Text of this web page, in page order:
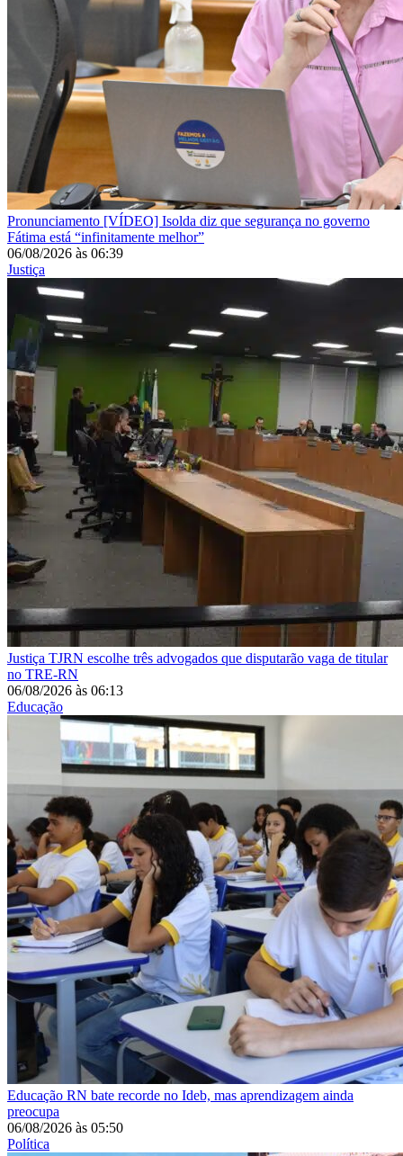
Pronunciamento [VÍDEO] Isolda diz que segurança no governo
Fátima está “infinitamente melhor”
06/08/2026 às 06:39
Justiça
Justiça TJRN escolhe três advogados que disputarão vaga de titular
no TRE-RN
06/08/2026 às 06:13
Educação
Educação RN bate recorde no Ideb, mas aprendizagem ainda
preocupa
06/08/2026 às 05:50
Política